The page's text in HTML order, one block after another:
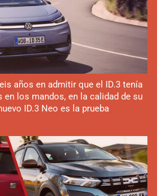
años en admitir que el ID.3 tenía
los mandos, en la calidad de su
ID.3 Neo es la prueba